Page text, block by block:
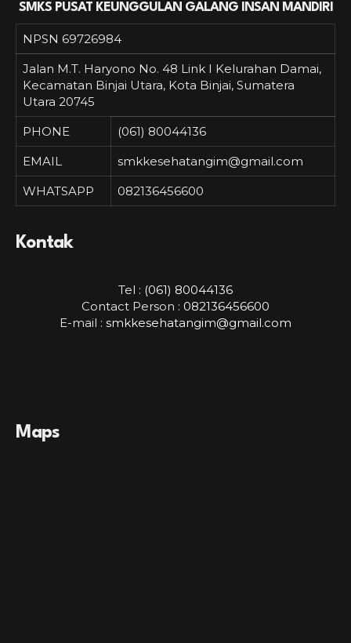
SMKS PUSAT KEUNGGULAN GALANG INSAN MANDIRI
NPSN 69726984
Jalan M.T. Haryono No. 48 Link I Kelurahan Damai,
Kecamatan Binjai Utara, Kota Binjai, Sumatera
Utara 20745
PHONE
(061) 80044136
EMAIL
smkkesehatangim@gmail.com
WHATSAPP
082136456600
Kontak
Tel : (061) 80044136
Contact Person : 082136456600
E-mail : smkkesehatangim@gmail.com
Maps